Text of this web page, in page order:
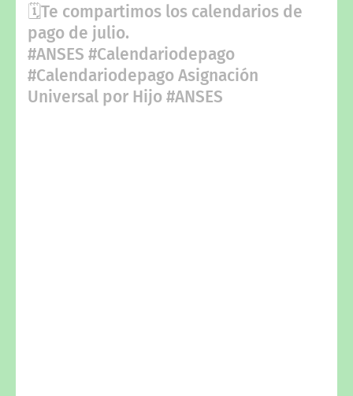
🗓️Te compartimos los calendarios de
pago de julio.
#ANSES #Calendariodepago
#Calendariodepago Asignación
Universal por Hijo #ANSES